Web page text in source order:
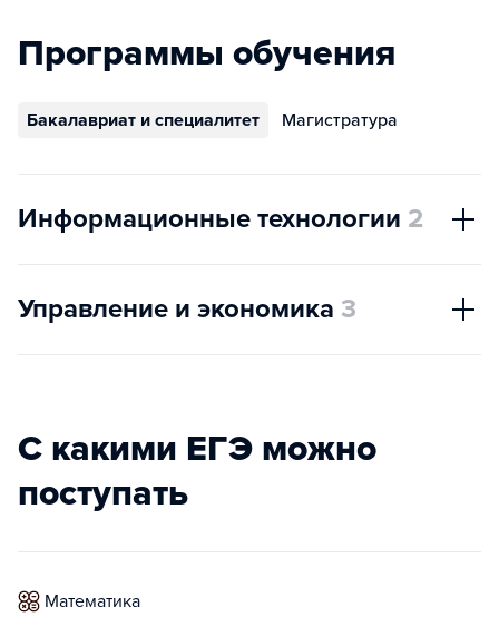
Программы обучения
Бакалавриат и специалитет Магистратура
Информационные технологии 2
Управление и экономика 3
С какими ЕГЭ можно
поступать
математика